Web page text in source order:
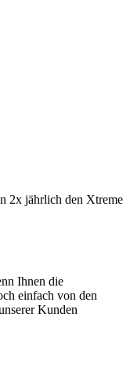
2x jährlich den Xtreme
Ihnen die
einfach von den
Kunden